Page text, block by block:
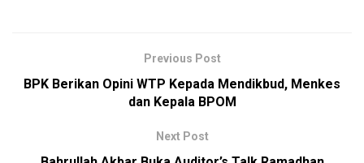
Previous Post
BPK Berikan Opini WTP Kepada Mendikbud, Menkes
dan Kepala BPOM
Next Post